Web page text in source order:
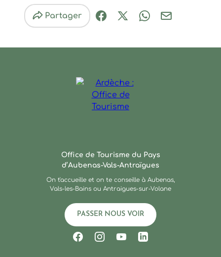
Partager
Partager sur Facebook
Partager sur X / Twitter
Partager sur
Partager par
Office de Tourisme du Pays
d’Aubenas-Vals-Antraïgues
On t'accueille et on te conseille à Aubenas,
Vals-les-Bains ou Antraigues-sur-Volane
PASSER NOUS VOIR
Suivez-nous sur Facebook
Suivez-nous sur Instagram
Suivez-nous sur
Suivez-nous sur